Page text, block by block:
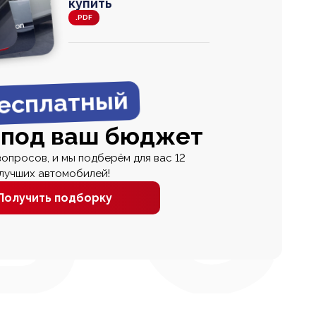
000
купить
.PDF
ваш бюджет
и мы подберём для вас 12
автомобилей!
подборку